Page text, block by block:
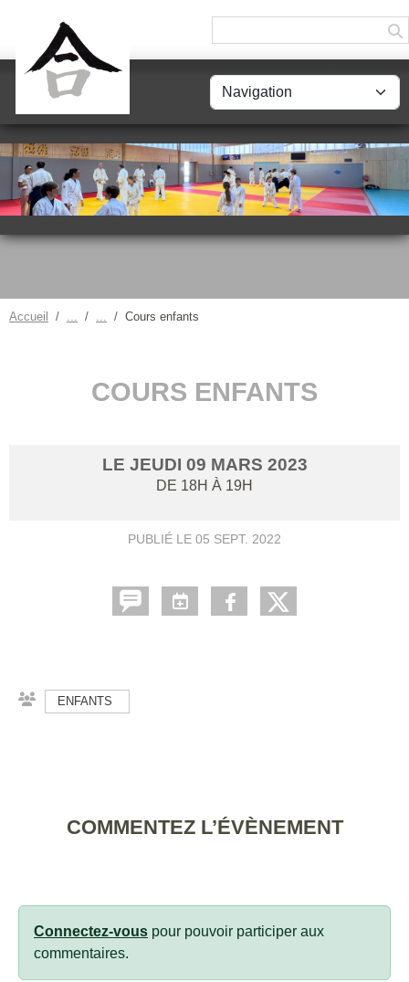
Accueil Cours enfants
COURS ENFANTS
LE JEUDI 09 MARS 2023
DE 18H À 19H
PUBLIÉ LE 05 SEPT. 2022
ENFANTS
COMMENTEZ L’ÉVÈNEMENT
Connectez-vous pour pouvoir participer aux
commentaires.